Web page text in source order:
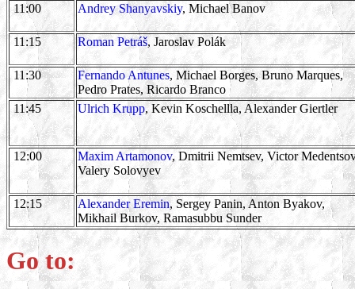
11:00
Andrey Shanyavskiy, Michael Banov
11:15 Roman Petráš, Jaroslav Polák
11:30 Fernando Antunes, Michael Borges, Bruno Marques,
Pedro Prates, Ricardo Branco
11:45
Ulrich Krupp, Kevin Koschellla, Alexander Giertler
12:00 Maxim Artamonov, Dmitrii Nemtsev, Victor
Valery Solovyev
12:15 Alexander Eremin, Sergey Panin, Anton Byakov,
Mikhail Burkov, Ramasubbu Sunder
Go to: